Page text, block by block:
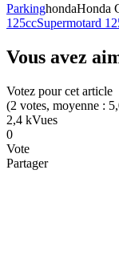
ParkinghondaHonda
125ccSupermotard
Vous avez
Votez pour cet article
(2 votes, moyenne :
2,4 kVues
0
Vote
Partager